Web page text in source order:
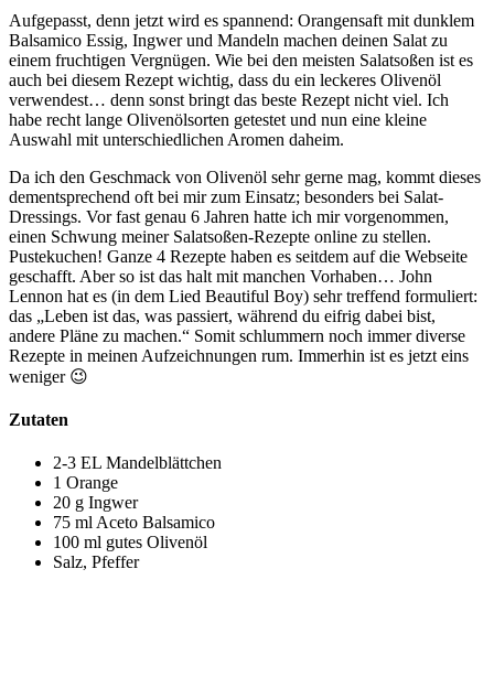
Aufgepasst, denn jetzt wird es spannend: Orangensaft mit dunklem
Balsamico Essig, Ingwer und Mandeln machen deinen Salat zu
einem fruchtigen Vergnügen. Wie bei den meisten Salatsoßen ist es
auch bei diesem Rezept wichtig, dass du ein leckeres Olivenöl
verwendest… denn sonst bringt das beste Rezept nicht viel. Ich
habe recht lange Olivenölsorten getestet und nun eine kleine
Auswahl mit unterschiedlichen Aromen daheim.
Da ich den Geschmack von Olivenöl sehr gerne mag, kommt dieses
dementsprechend oft bei mir zum Einsatz; besonders bei Salat-
Dressings. Vor fast genau 6 Jahren hatte ich mir vorgenommen,
einen Schwung meiner Salatsoßen-Rezepte online zu stellen.
Pustekuchen! Ganze 4 Rezepte haben es seitdem auf die Webseite
geschafft. Aber so ist das halt mit manchen Vorhaben… John
Lennon hat es (in dem Lied Beautiful Boy) sehr treffend formuliert:
das „Leben ist das, was passiert, während du eifrig dabei bist,
andere Pläne zu machen.“ Somit schlummern noch immer diverse
Rezepte in meinen Aufzeichnungen rum. Immerhin ist es jetzt eins
weniger 😉
Zutaten
2-3 EL Mandelblättchen
1 Orange
20 g Ingwer
75 ml Aceto Balsamico
100 ml gutes Olivenöl
Salz, Pfeffer